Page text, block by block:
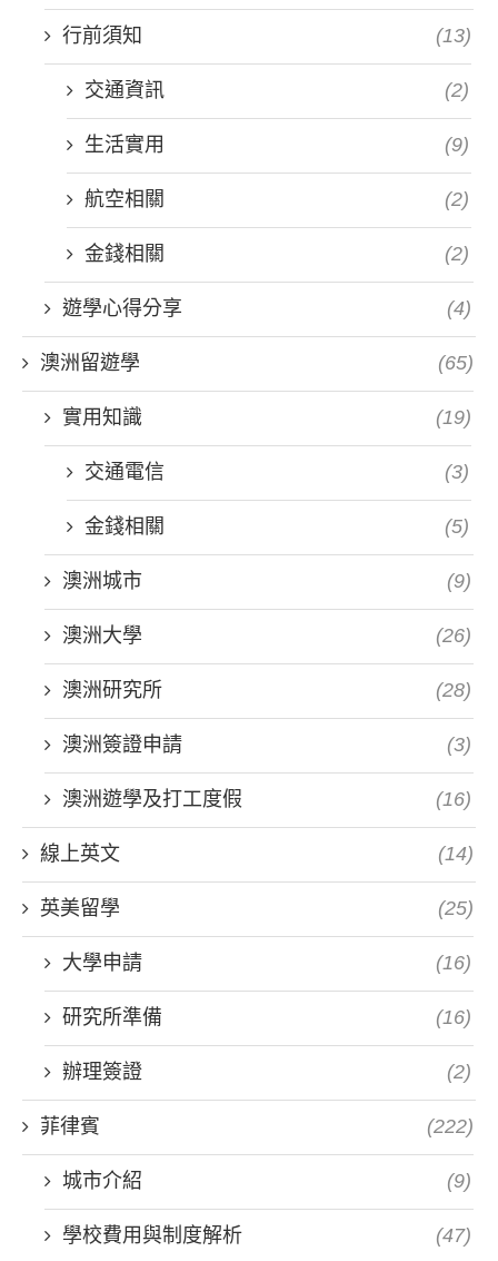
行前須知 (13)
交通資訊 (2)
生活實用 (9)
航空相關 (2)
金錢相關 (2)
遊學心得分享 (4)
澳洲留遊學 (65)
實用知識 (19)
交通電信 (3)
金錢相關 (5)
澳洲城市 (9)
澳洲大學 (26)
澳洲研究所 (28)
澳洲簽證申請 (3)
澳洲遊學及打工度假 (16)
線上英文 (14)
英美留學 (25)
大學申請 (16)
研究所準備 (16)
辦理簽證 (2)
菲律賓 (222)
城市介紹 (9)
學校費用與制度解析 (47)